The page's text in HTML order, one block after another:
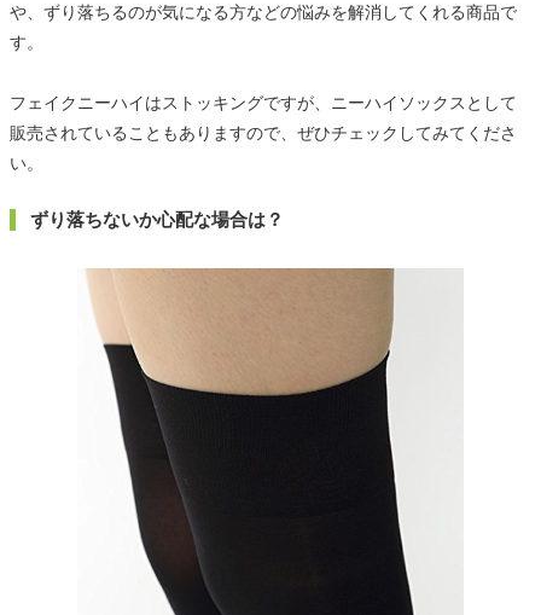
や、ずり落ちるのが気になる方などの悩みを解消してくれる商品で
す。
フェイクニーハイはストッキングですが、ニーハイソックスとして
販売されていることもありますので、ぜひチェックしてみてくださ
い。
ずり落ちないか心配な場合は？